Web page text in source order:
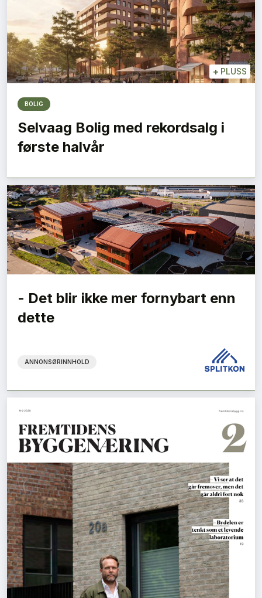
+ PLUSS
BOLIG
Selvaag Bolig med rekordsalg i
første halvår
- Det blir ikke mer fornybart enn
dette
ANNONSØRINNHOLD